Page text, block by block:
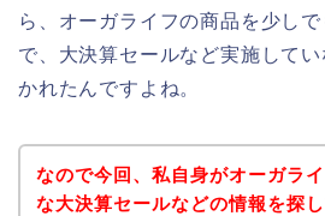
ら、オーガライフの商品を少し
で、大決算セールなど実施して
かれたんですよね。
なので今回、私自身がオーガラ
な大決算セールなどの情報を探